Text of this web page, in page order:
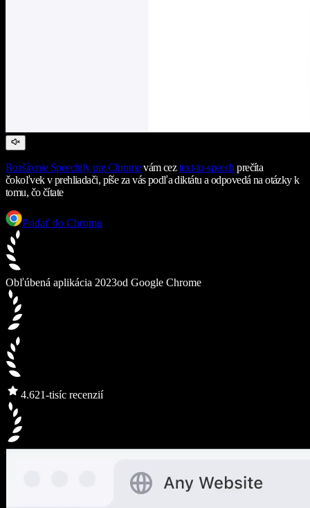
Rozšírenie Speechify pre Chromevám ceztext-to-speech prečíta
čokoľvek v prehliadači, píše za vás podľa diktátu a odpovedá na otázky k
tomu, čo čítate
Pridať do Chromu
Obľúbená aplikácia 2023od Google Chrome
4.621-tisíc recenzií